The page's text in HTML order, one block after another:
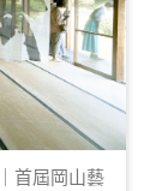
首屆岡山藝